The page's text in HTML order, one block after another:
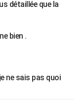
détaillée que la
bien .
ne sais pas quoi